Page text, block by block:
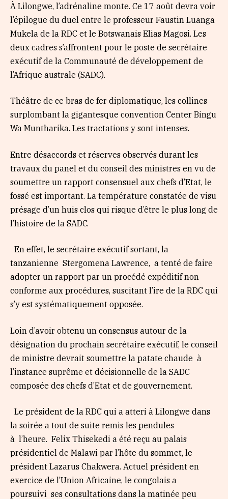
À Lilongwe, l’adrénaline monte. Ce 17 août devra voir
l’épilogue du duel entre le professeur Faustin Luanga
Mukela de la RDC et le Botswanais Elias Magosi. Les
deux cadres s’affrontent pour le poste de secrétaire
exécutif de la Communauté de développement de
l’Afrique australe (SADC).
Théâtre de ce bras de fer diplomatique, les collines
surplombant la gigantesque convention Center Bingu
Wa Muntharika. Les tractations y sont intenses.
Entre désaccords et réserves observés durant les
travaux du panel et du conseil des ministres en vu de
soumettre un rapport consensuel aux chefs d’Etat, le
fossé est important. La température constatée de visu
présage d’un huis clos qui risque d’être le plus long de
l’histoire de la SADC.
En effet, le secrétaire exécutif sortant, la
tanzanienne Stergomena Lawrence, a tenté de faire
adopter un rapport par un procédé expéditif non
conforme aux procédures, suscitant l’ire de la RDC qui
s’y est systématiquement opposée.
Loin d’avoir obtenu un consensus autour de la
désignation du prochain secrétaire exécutif, le conseil
de ministre devrait soumettre la patate chaude à
l’instance suprême et décisionnelle de la SADC
composée des chefs d’Etat et de gouvernement.
Le président de la RDC qui a atteri à Lilongwe dans
la soirée a tout de suite remis les pendules
à l’heure. Felix Thisekedi a été reçu au palais
présidentiel de Malawi par l’hôte du sommet, le
président Lazarus Chakwera. Actuel président en
exercice de l’Union Africaine, le congolais a
poursuivi ses consultations dans la matinée peu